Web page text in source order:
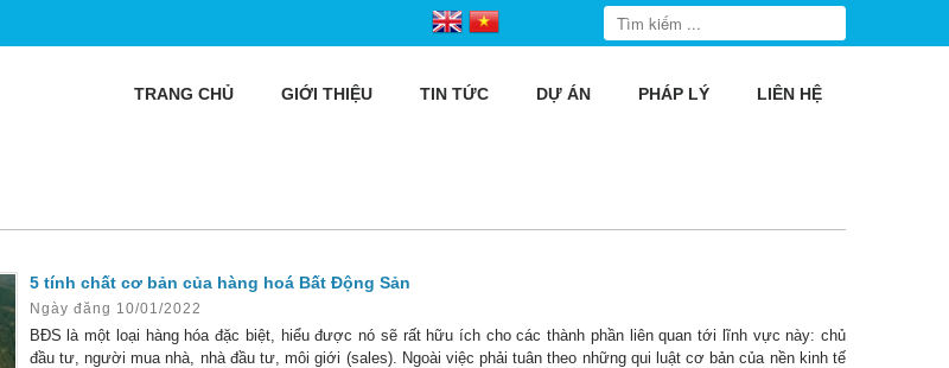
TRANG CHỦ GIỚI THIỆU TIN TỨC DỰ ÁN PHÁP LÝ LIÊN HỆ
5 tính chất cơ bản của hàng hoá Bất Động Sản
Ngày đăng 10/01/2022
BĐS là một loại hàng hóa đặc biệt, hiểu được nó sẽ rất hữu ích cho các thành phần liên quan tới lĩnh vực này: chủ
đầu tư, người mua nhà, nhà đầu tư, môi giới (sales). Ngoài việc phải tuân theo những qui luật cơ bản của nền kinh tế